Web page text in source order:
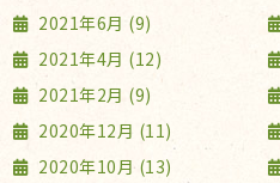
2021年6月 (9)
2021年4月 (12)
2021年2月 (9)
2020年12月 (11)
2020年10月 (13)